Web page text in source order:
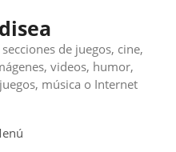
de juegos, cine,
videos, humor,
música o Internet